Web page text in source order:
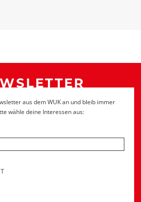
aus dem WUK an und bleib immer
wähle deine Interessen aus: